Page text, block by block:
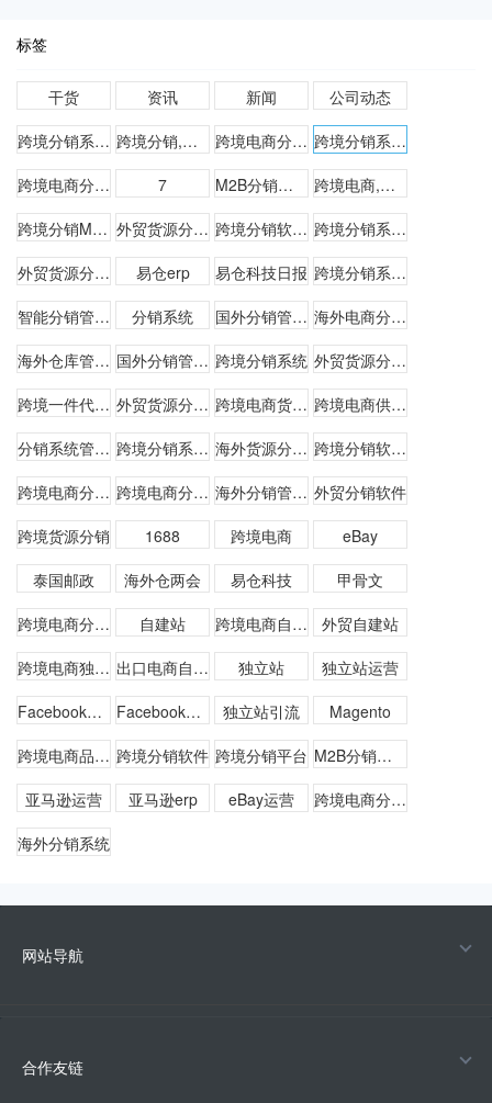
标签
干货 资讯 新闻
公司动态
跨境分销系统,多级分销软件
跨境分销,跨境分销系统 跨境电商分销系统,跨境分销系统,M2B分销系统
跨境分销系统,跨境电商分销软件,M2B分销系统
跨境电商分销,跨境分销系统,M2B分销软件
7 M2B分销系统,跨境电商分销软件,跨境分销系统
跨境电商,跨境分销系统,跨境电商分销软件,M2B分销系统
跨境分销M2B
外贸货源分销管理系统 跨境分销软件哪家好
跨境分销系统哪个最好
外贸货源分销管理软件
易仓erp 易仓科技日报
跨境分销系统公司
智能分销管理系统公司
分销系统 国外分销管理专家供应商
海外电商分销系统供应商
海外仓库管理体系供应商
国外分销管理专家公司 跨境分销系统
外贸货源分销平台
跨境一件代发系统
外贸货源分销系统 跨境电商货源分销系统
跨境电商供货平台系统
分销系统管理平台哪个好
跨境分销系统大概多少钱 海外货源分销系统
跨境分销软件公司
跨境电商分销商城哪个好
跨境电商分销商城 海外分销管理专家公司 外贸分销软件
跨境货源分销
1688 跨境电商
eBay
泰国邮政
海外仓两会 易仓科技
甲骨文
跨境电商分销软件
自建站 跨境电商自建站
外贸自建站
跨境电商独立站
出口电商自建站 独立站
独立站运营
Facebook引流
Facebook推广 独立站引流
Magento
跨境电商品牌化 跨境分销软件 跨境分销平台
M2B分销系统
亚马逊运营
亚马逊erp eBay运营
跨境电商分销系统
海外分销系统
网站导航
合作友链